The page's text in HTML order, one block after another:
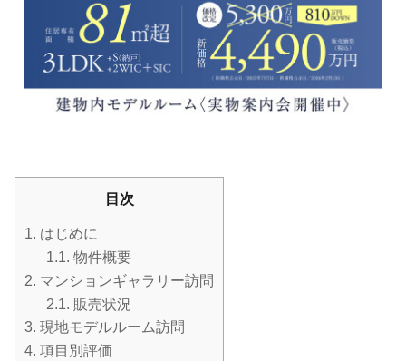
目次
1. はじめに
1.1. 物件概要
2. マンションギャラリー訪問
2.1. 販売状況
3. 現地モデルルーム訪問
4. 項目別評価